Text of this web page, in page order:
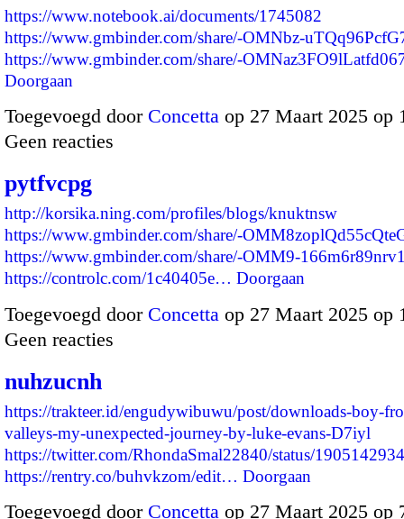
https://www.notebook.ai/documents/1745082
https://www.gmbinder.com/share/-OMNbz-
https://www.gmbinder.com/share/-
Doorgaan
Toegevoegd door Concetta op 27 Maart 2025
Geen reacties
pytfvcpg
http://korsika.ning.com/profiles/blogs/knuktnsw
https://www.gmbinder.com/share/-
https://www.gmbinder.com/share/-OMM9-
https://controlc.com/1c40405e… Doorgaan
Toegevoegd door Concetta op 27 Maart 2025
Geen reacties
nuhzucnh
https://trakteer.id/engudywibuwu/post/downloads-boy-
valleys-my-unexpected-journey-by-luke-evans-D7iyl
https://twitter.com/RhondaSmal22840/status/
https://rentry.co/buhvkzom/edit… Doorgaan
Toegevoegd door Concetta op 27 Maart 2025